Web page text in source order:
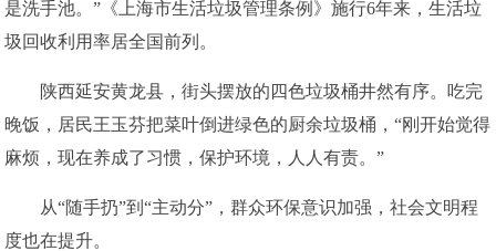
是洗手池。”《上海市生活垃圾管理条例》施行6年来，生活垃
圾回收利用率居全国前列。
陕西延安黄龙县，街头摆放的四色垃圾桶井然有序。吃完
晚饭，居民王玉芬把菜叶倒进绿色的厨余垃圾桶，“刚开始觉得
麻烦，现在养成了习惯，保护环境，人人有责。”
从“随手扔”到“主动分”，群众环保意识加强，社会文明程
度也在提升。